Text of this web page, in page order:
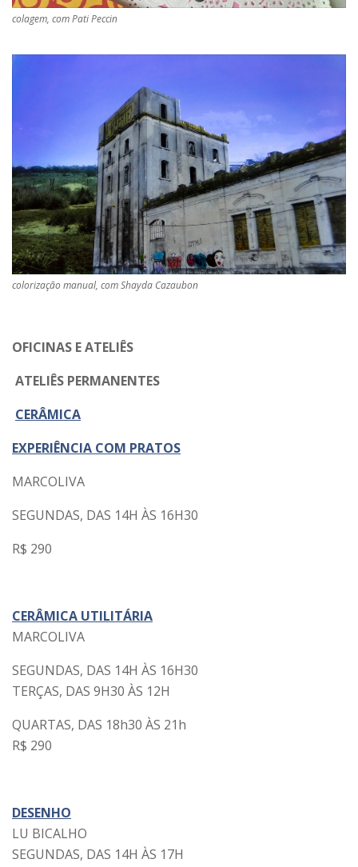
colagem, com Pati Peccin
colorização manual, com Shayda Cazaubon
OFICINAS E ATELIÊS
ATELIÊS PERMANENTES
CERÂMICA
EXPERIÊNCIA COM PRATOS
MARCOLIVA
SEGUNDAS, DAS 14H ÀS 16H30
R$ 290
CERÂMICA UTILITÁRIA
MARCOLIVA
SEGUNDAS, DAS 14H ÀS 16H30
TERÇAS, DAS 9H30 ÀS 12H
QUARTAS, DAS 18h30 ÀS 21h
R$ 290
DESENHO
LU BICALHO
SEGUNDAS, DAS 14H ÀS 17H